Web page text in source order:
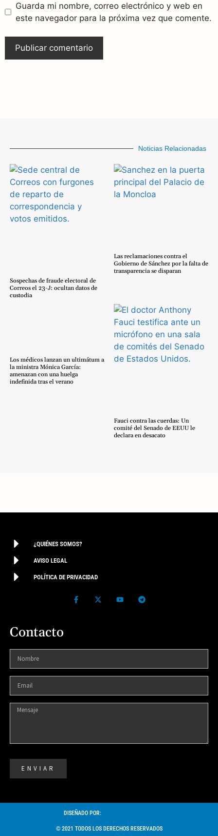
Guarda mi nombre, correo electrónico y web en
este navegador para la próxima vez que comente.
Noticias Relacionadas
Sospechas de fraude electoral de
Correos el 23-J: ocultan datos de
custodia
Las reclamaciones contra el
Gobierno de Sánchez por la falta de
transparencia se disparan
Los médicos lanzan un ultimátum a
la ministra Mónica García:
amenazan con una huelga
indefinida tras el verano
Fauci contra las cuerdas: Un
comité del Senado de EEUU le
declara en desacato
¿QUIÉNES SOMOS?
AVISO LEGAL
POLÍTICA DE PRIVACIDAD
Contacto
ENVIAR
DISEÑADO POR:
© 2021 TODOS LOS DERECHOS RESERVADOS